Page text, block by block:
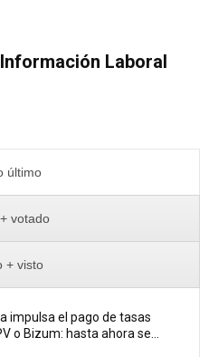
Laboral
último
votado
+ visto
impulsa el pago de tasas
o Bizum: hasta ahora se...